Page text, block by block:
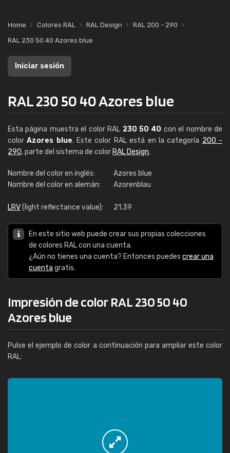
Home Colores RAL RAL Design
RAL 200 - 290
RAL 230 50 40 Azores blue
Iniciar sesión
RAL 230 50 40 Azores blue
Esta página muestra el color RAL 230 50 40 con el nombre de
colorAzores blue. Este color RAL está en la categoría 200 -
290, parte del sistema de color RAL Design.
Nombre del color en inglés:
Azores blue
Nombre del color en alemán:
Azorenblau
LRV(light reflectance value): 21,39
En este sitio web puede crear sus propias colecciones
de colores RAL con una cuenta.
¿Aún no tienes una cuenta? Entonces puedes crear una
cuenta gratis.
Impresión de color RAL 230 50 40
Azores blue
Pulse el ejemplo de color a continuación para ampliar este color
RAL: